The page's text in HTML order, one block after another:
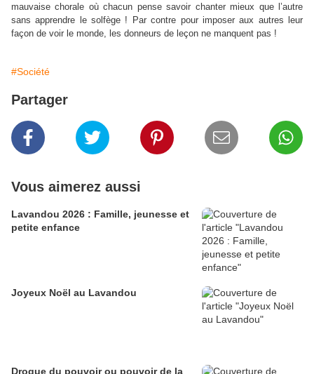
mauvaise chorale où chacun pense savoir chanter mieux que l’autre
sans apprendre le solfège ! Par contre pour imposer aux autres leur
façon de voir le monde, les donneurs de leçon ne manquent pas !
#Société
Partager
Vous aimerez aussi
Lavandou 2026 : Famille, jeunesse et
petite enfance
Joyeux Noël au Lavandou
Drogue du pouvoir ou pouvoir de la